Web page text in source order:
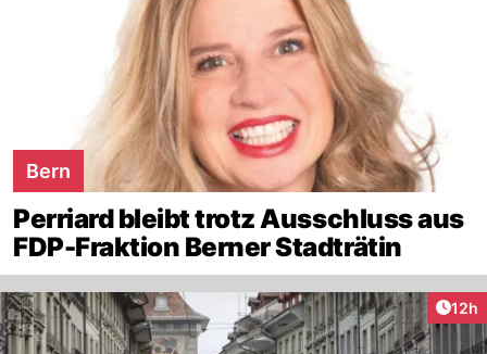
Bern
Perriard bleibt trotz Ausschluss aus
FDP-Fraktion Berner Stadträtin
12h